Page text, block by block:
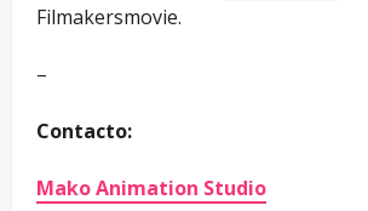
Filmakersmovie.
–
Contacto:
Mako Animation Studio